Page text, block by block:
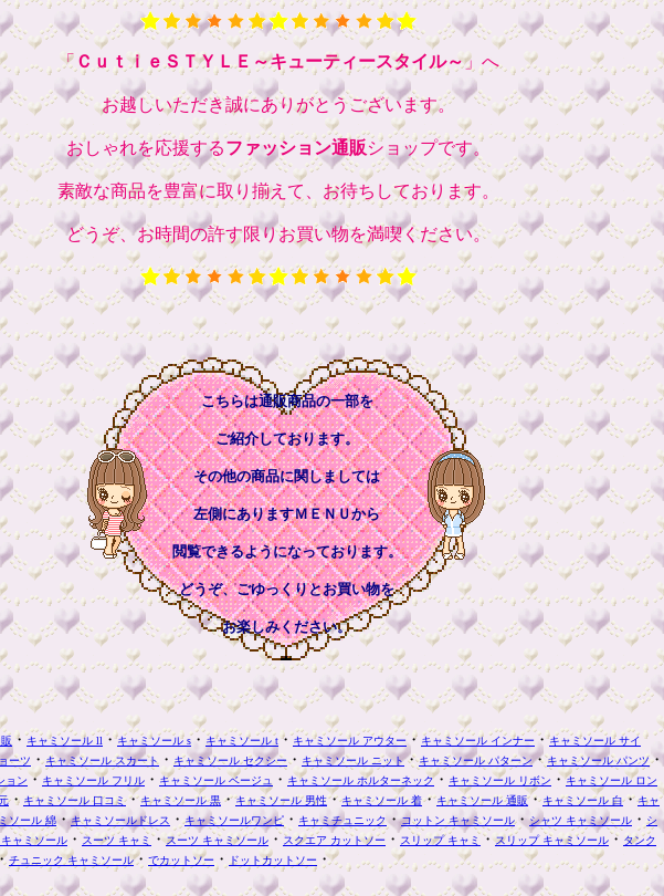
「 ＣｕｔｉｅＳＴＹＬＥ～キューティースタイル～」へ
お越しいただき誠にありがとうございます。
おしゃれを応援するファッション通販ショップです。
素敵な商品を豊富に取り揃えて、お待ちしております。
どうぞ、お時間の許す限りお買い物を満喫ください。
こちらは通販商品の一部を
ご紹介しております。
その他の商品に関しましては
左側にありますＭＥＮＵから
閲覧できるようになっております。
どうぞ、ごゆっくりとお買い物を
お楽しみください。
・キャミソール ll ・キャミソール s・ キャミソール t・キャミソール アウター・ キャミソール インナー ・キャミソール サイ
ーツ ・キャミソール スカート ・ キャミソール セクシー・ キャミソール ニット・キャミソール パターン・キャミソール パンツ・
ョン・キャミソール フリル ・ キャミソール ベージュ ・ キャミソール ホルターネック・ キャミソール リボン ・キャミソール ロン
・ キャミソール 口コミ・キャミソール 黒 ・キャミソール 男性・キャミソール 着・キャミソール 通販・キャミソール 白・キャ
ソール 綿・キャミソールドレス ・キャミソールワンピ ・ キャミチュニック ・コットン キャミソール・ シャツ キャミソール ・ シ
ャミソール ・スーツ キャミ ・スーツ キャミソール ・スクエア カットソー ・ スリップ キャミ ・スリップ キャミソール・ タンク
チュニック キャミソール・ でカットソー ・ ドットカットソー ・